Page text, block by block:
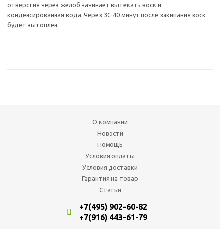
отверстия через желоб начинает вытекать воск и
конденсированная вода. Через 30-40 минут после закипания воск
будет вытоплен.
О компании
Новости
Помощь
Условия оплаты
Условия доставки
Гарантия на товар
Статьи
+7(495) 902-60-82
+7(916) 443-61-79